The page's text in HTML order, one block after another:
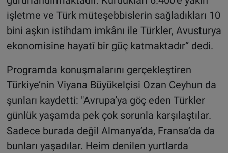
işletme ve Türk müteşebbislerin sağladıkları 10
bini aşkın istihdam imkânı ile Türkler, Avusturya
ekonomisine hayatî bir güç katmaktadır” dedi.
Programda konuşmalarını gerçekleştiren
Türkiye’nin Viyana Büyükelçisi Ozan Ceyhun da
şunları kaydetti: "Avrupa’ya göç eden Türkler
günlük yaşamda pek çok sorunla karşılaştılar.
Sadece burada değil Almanya’da, Fransa’da da
bunları yaşadılar. Heim denilen yurtlarda